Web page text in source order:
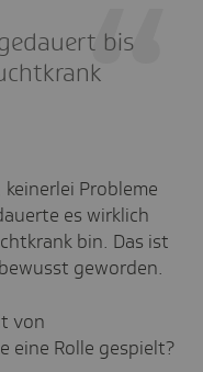
bis
Probleme
es wirklich
bin. Das ist
geworden.
von
eine Rolle gespielt?